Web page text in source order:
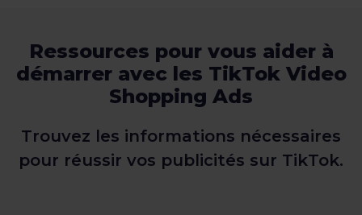
Ressources pour vous aider à
démarrer avec les TikTok Video
Shopping Ads
Trouvez les informations nécessaires
pour réussir vos publicités sur TikTok.